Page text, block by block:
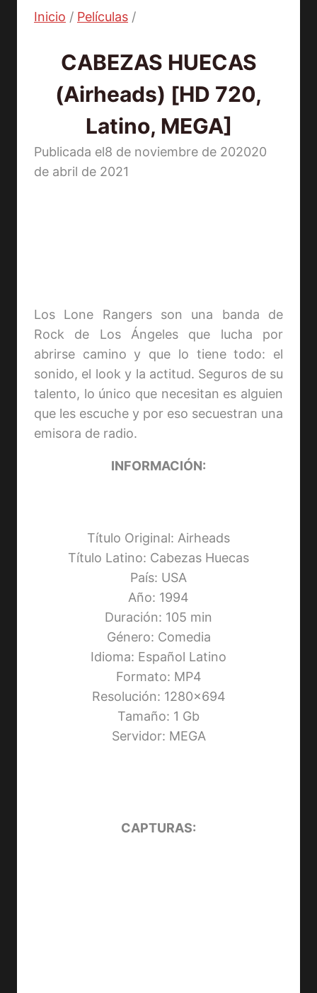
Inicio / Películas /
CABEZAS HUECAS
(Airheads) [HD 720,
Latino, MEGA]
Publicada el8 de noviembre de 202020
de abril de 2021
Los Lone Rangers son una banda de
Rock de Los Ángeles que lucha por
abrirse camino y que lo tiene todo: el
sonido, el look y la actitud. Seguros de su
talento, lo único que necesitan es alguien
que les escuche y por eso secuestran una
emisora de radio.
INFORMACIÓN:
Título Original: Airheads
Título Latino: Cabezas Huecas
País: USA
Año: 1994
Duración: 105 min
Género: Comedia
Idioma: Español Latino
Formato: MP4
Resolución: 1280×694
Tamaño: 1 Gb
Servidor: MEGA
CAPTURAS: